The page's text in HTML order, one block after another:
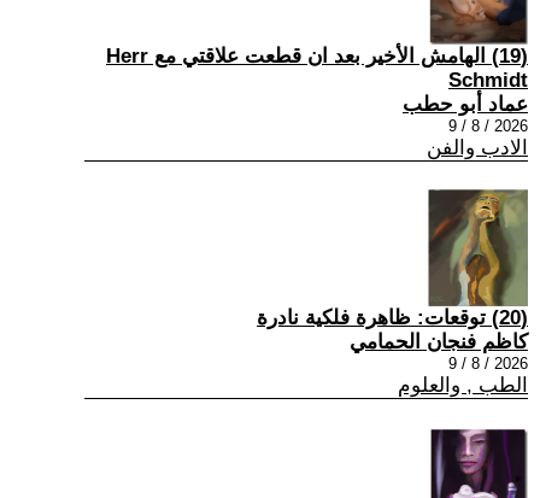
(19) الهامش الأخير بعد ان قطعت علاقتي مع Herr
Schmidt
عماد أبو حطب
2026 / 8 / 9
الادب والفن
(20) توقعات: ظاهرة فلكية نادرة
كاظم فنجان الحمامي
2026 / 8 / 9
الطب , والعلوم